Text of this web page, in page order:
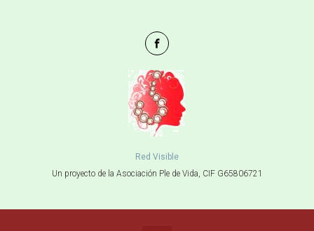
Red Visible
Un proyecto de la Asociación Ple de Vida, CIF G65806721